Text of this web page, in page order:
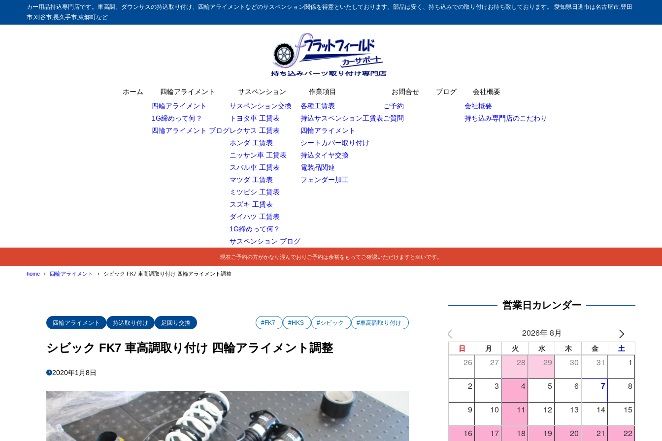
カー用品持込専門店です。車高調、ダウンサスの持込取り付け、四輪アライメントなどのサスペンション関係を得意といたしております。部品は安く、持ち込みでの取り付けお待ち致しております。 愛知県日進市は名古屋市,豊田
市,刈谷市,長久手市,東郷町など
ホーム
四輪アライメント
四輪アライメント
1G締めって何？
四輪アライメント ブログ
サスペンション
サスペンション交換
トヨタ車 工賃表
レクサス 工賃表
ホンダ 工賃表
ニッサン車 工賃表
スバル車 工賃表
マツダ 工賃表
ミツビシ 工賃表
スズキ 工賃表
ダイハツ 工賃表
1G締めって何？
サスペンション ブログ
作業項目
各種工賃表
持込サスペンション工賃表
四輪アライメント
シートカバー取り付け
持込タイヤ交換
電装品関連
フェンダー加工
お問合せ
ご予約
ご質問
ブログ
会社概要
会社概要
持ち込み専門店のこだわり
現在ご予約の方がかなり混んでおりご予約は余裕をもってご確認いただけますと幸いです。
home 四輪アライメント シビック FK7 車高調取り付け 四輪アライメント調整
四輪アライメント 持込取り付け 足回り交換 #FK7 #HKS #シビック #車高調取り付け
シビック FK7 車高調取り付け 四輪アライメント調整
2020年1月8日
営業日カレンダー
2026年 8月
日 月 火 水 木 金 土
26 27 28 29 30 31 1
2 3 4 5 6 7 8
9 10 11 12 13 14 15
16 17 18 19 20 21 22